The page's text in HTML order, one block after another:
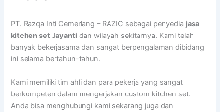
PT. Razqa Inti Cemerlang – RAZIC sebagai penyedia jasa
kitchen set Jayanti dan wilayah sekitarnya. Kami telah
banyak bekerjasama dan sangat berpengalaman dibidang
ini selama bertahun-tahun.
Kami memiliki tim ahli dan para pekerja yang sangat
berkompeten dalam mengerjakan custom kitchen set.
Anda bisa menghubungi kami sekarang juga dan